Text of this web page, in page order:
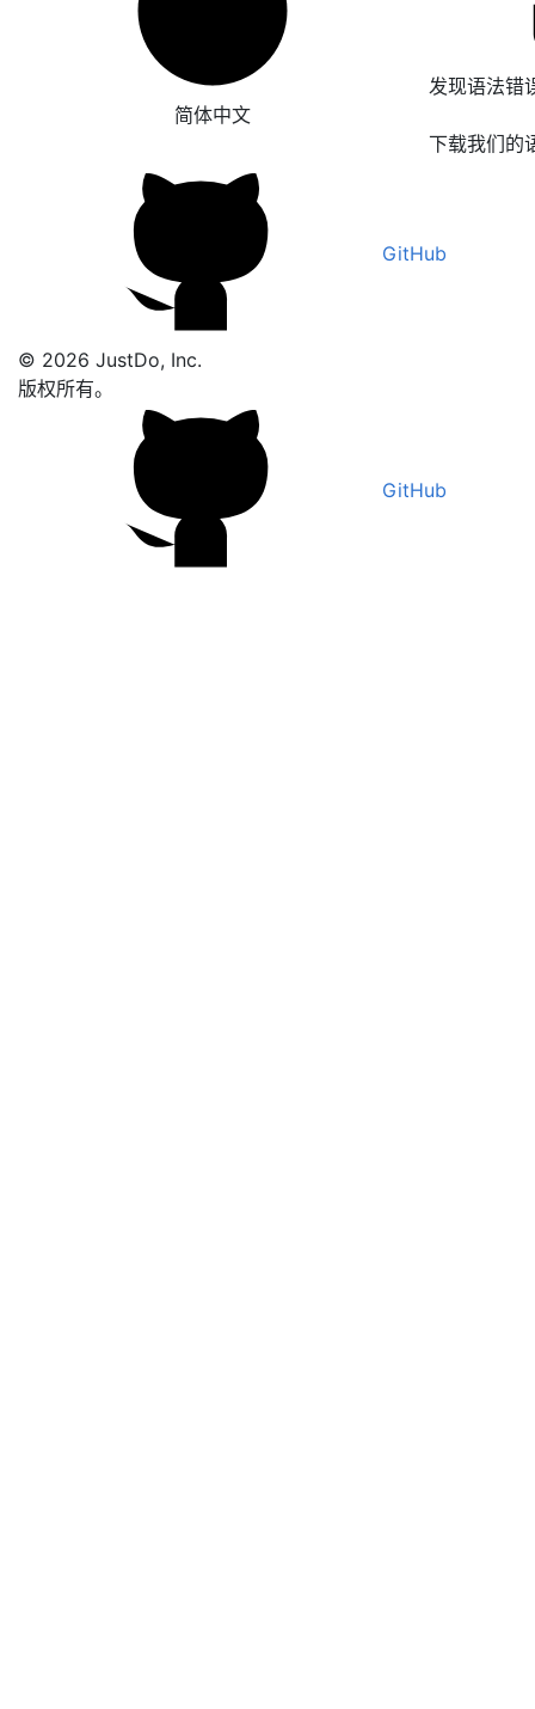
简体中文
发现语法错
下载我们的
GitHub
© 2026 JustDo, Inc.
版权所有。
GitHub